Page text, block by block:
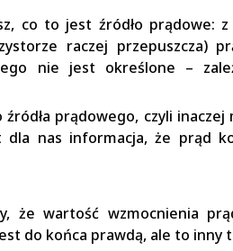
co to jest źródło prądowe:
raczej przepuszcza)
nie jest określone –
prądowego, czyli
dla nas informacja, że prąd
że wartość wzmocnienia
do końca prawdą, ale to inny